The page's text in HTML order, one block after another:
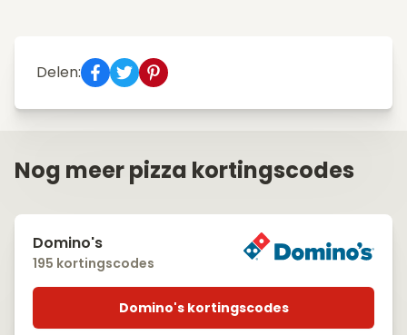
Delen:
Nog meer pizza kortingscodes
Domino's
195 kortingscodes
Domino's kortingscodes